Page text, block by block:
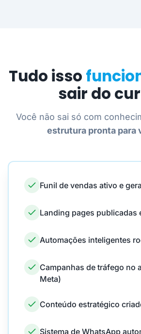
Tudo isso
sair do
Você não sai só com
estrutura pronta para
Funil de vendas ativo e
Landing pages publicadas
Automações inteligentes
Campanhas de tráfego no
Meta)
Conteúdo estratégico
Sistema de WhatsApp